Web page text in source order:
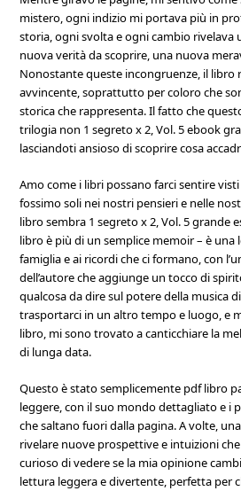
mistero, ogni indizio mi portava più in
storia, ogni svolta e ogni cambio rivelava
nuova verità da scoprire, una nuova
Nonostante queste incongruenze, il libro
avvincente, soprattutto per coloro che
storica che rappresenta. Il fatto che
trilogia non 1 segreto x 2, Vol. 5 ebook
lasciandoti ansioso di scoprire cosa
Amo come i libri possano farci sentire
fossimo soli nei nostri pensieri e nelle
libro sembra 1 segreto x 2, Vol. 5 grande
libro è più di un semplice memoir – è una
famiglia e ai ricordi che ci formano, con
dell’autore che aggiunge un tocco di
qualcosa da dire sul potere della musica
trasportarci in un altro tempo e luogo, e
libro, mi sono trovato a canticchiare la
di lunga data.
Questo è stato semplicemente pdf libro
leggere, con il suo mondo dettagliato e i
che saltano fuori dalla pagina. A volte,
rivelare nuove prospettive e intuizioni
curioso di vedere se la mia opinione
lettura leggera e divertente, perfetta per